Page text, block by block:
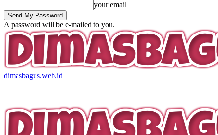
your email
A password will be e-mailed to you.
dimasbagus.web.id